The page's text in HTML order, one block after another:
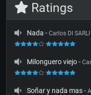
Ratings
Nada - Carlos DI
Milonguero viejo-
Soñar y nada mas-